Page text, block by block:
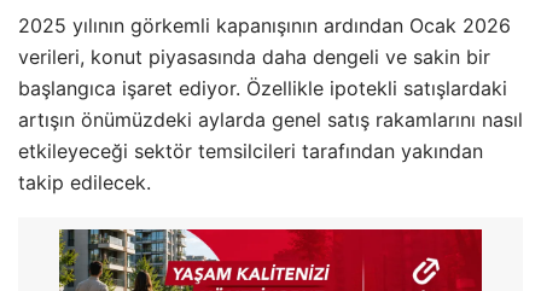
2025 yılının görkemli kapanışının ardından Ocak 2026
verileri, konut piyasasında daha dengeli ve sakin bir
başlangıca işaret ediyor. Özellikle ipotekli satışlardaki
artışın önümüzdeki aylarda genel satış rakamlarını nasıl
etkileyeceği sektör temsilcileri tarafından yakından
takip edilecek.